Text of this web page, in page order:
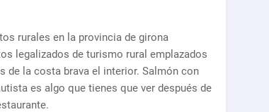
rurales en la provincia de girona
legalizados de turismo rural emplazados
de la costa brava el interior. Salmón con
es algo que tienes que ver después de